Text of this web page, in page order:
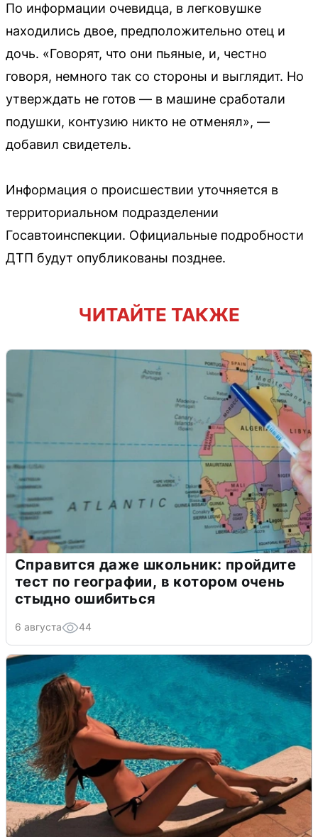
По информации очевидца, в легковушке
находились двое, предположительно отец и
дочь. «Говорят, что они пьяные, и, честно
говоря, немного так со стороны и выглядит. Но
утверждать не готов — в машине сработали
подушки, контузию никто не отменял», —
добавил свидетель.
Информация о происшествии уточняется в
территориальном подразделении
Госавтоинспекции. Официальные подробности
ДТП будут опубликованы позднее.
ЧИТАЙТЕ ТАКЖЕ
Справится даже школьник: пройдите
тест по географии, в котором очень
стыдно ошибиться
6 августа 44